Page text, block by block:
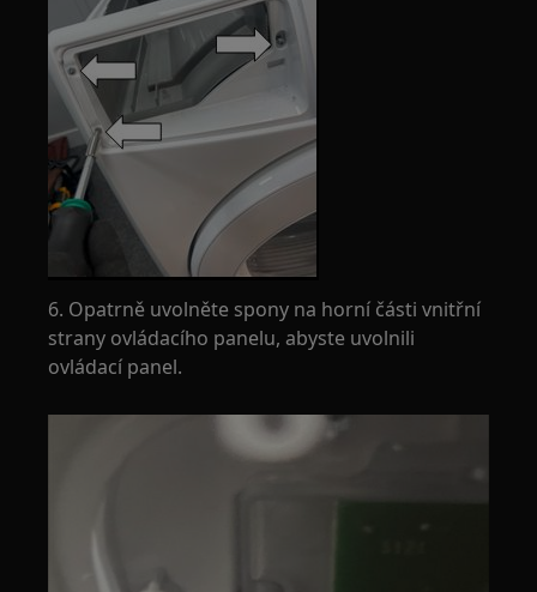
6. Opatrně uvolněte spony na horní části vnitřní
strany ovládacího panelu, abyste uvolnili
ovládací panel.